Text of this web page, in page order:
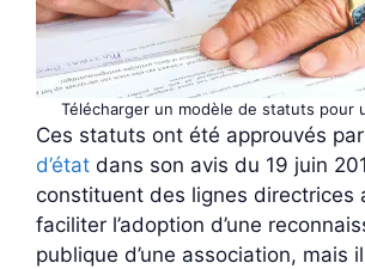
Télécharger un modèle de statuts pour
Ces statuts ont été approuvés
d’état dans son avis du 19 juin
constituent des lignes directrices
faciliter l’adoption d’une
publique d’une association, mais